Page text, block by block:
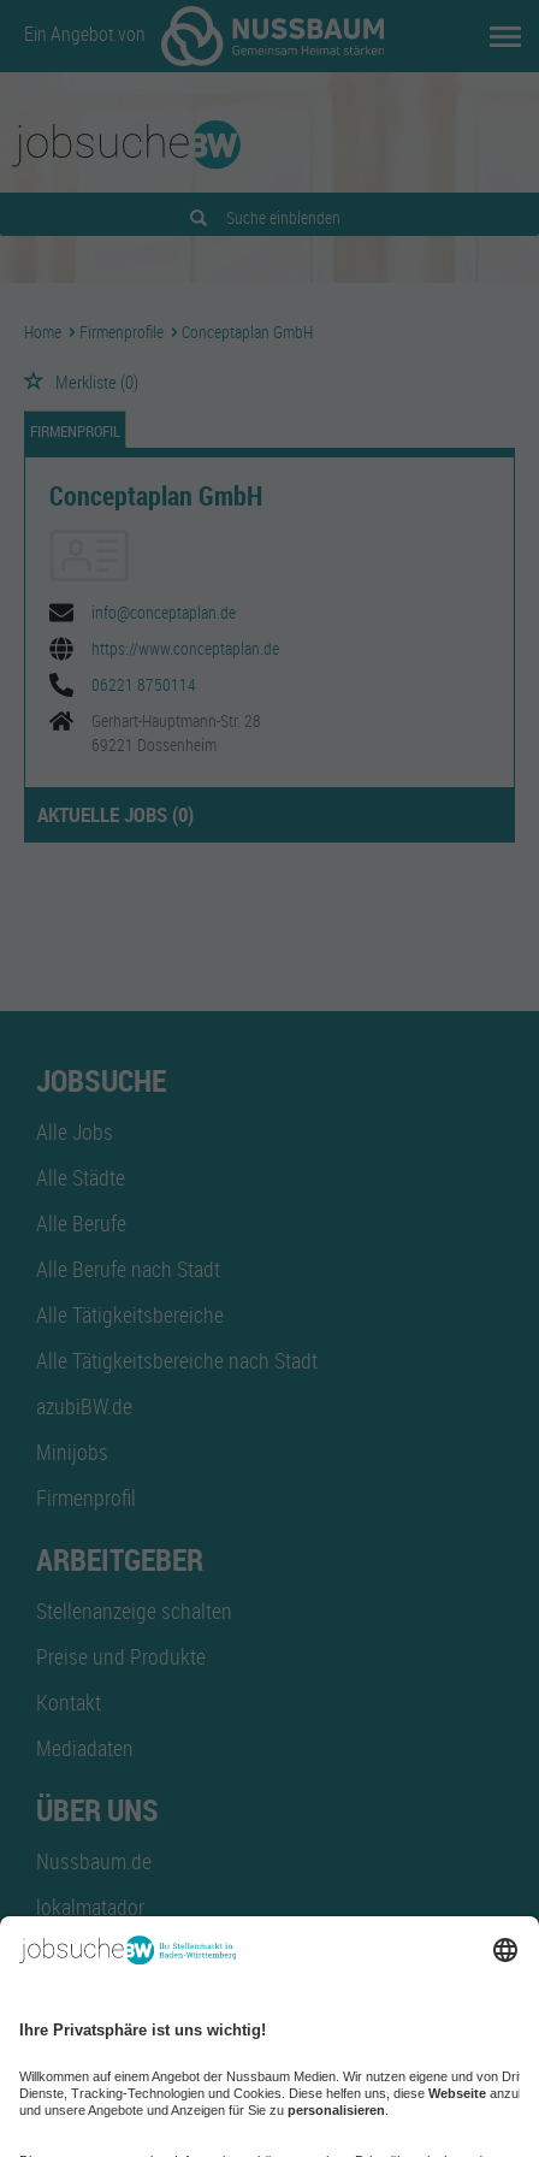
Ein Angebot von
Suche einblenden
Home Firmenprofile Conceptaplan GmbH
Merkliste (0)
FIRMENPROFIL
Conceptaplan GmbH
info@conceptaplan.de
https://www.conceptaplan.de
06221 8750114
Gerhart-Hauptmann-Str. 28
69221 Dossenheim
AKTUELLE JOBS (0)
JOBSUCHE
Alle Jobs
Alle Städte
Alle Berufe
Alle Berufe nach Stadt
Alle Tätigkeitsbereiche
Alle Tätigkeitsbereiche nach Stadt
azubiBW.de
Minijobs
Firmenprofil
ARBEITGEBER
Stellenanzeige schalten
Preise und Produkte
Kontakt
Mediadaten
ÜBER UNS
Nussbaum.de
lokalmatador
kaufinBW
NussbaumID
Nussbaum Medien